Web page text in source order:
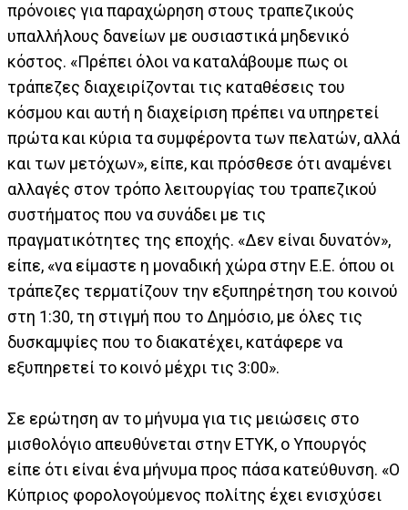
πρόνοιες για παραχώρηση στους τραπεζικούς
υπαλλήλους δανείων με ουσιαστικά μηδενικό
κόστος. «Πρέπει όλοι να καταλάβουμε πως οι
τράπεζες διαχειρίζονται τις καταθέσεις του
κόσμου και αυτή η διαχείριση πρέπει να υπηρετεί
πρώτα και κύρια τα συμφέροντα των πελατών, αλλά
και των μετόχων», είπε, και πρόσθεσε ότι αναμένει
αλλαγές στον τρόπο λειτουργίας του τραπεζικού
συστήματος που να συνάδει με τις
πραγματικότητες της εποχής. «Δεν είναι δυνατόν»,
είπε, «να είμαστε η μοναδική χώρα στην Ε.Ε. όπου οι
τράπεζες τερματίζουν την εξυπηρέτηση του κοινού
στη 1:30, τη στιγμή που το Δημόσιο, με όλες τις
δυσκαμψίες που το διακατέχει, κατάφερε να
εξυπηρετεί το κοινό μέχρι τις 3:00».
Σε ερώτηση αν το μήνυμα για τις μειώσεις στο
μισθολόγιο απευθύνεται στην ΕΤΥΚ, ο Υπουργός
είπε ότι είναι ένα μήνυμα προς πάσα κατεύθυνση. «Ο
Κύπριος φορολογούμενος πολίτης έχει ενισχύσει